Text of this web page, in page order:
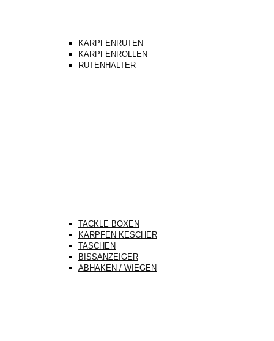
KARPFENRUTEN
KARPFENROLLEN
RUTENHALTER
TACKLE BOXEN
KARPFEN KESCHER
TASCHEN
BISSANZEIGER
ABHAKEN / WIEGEN